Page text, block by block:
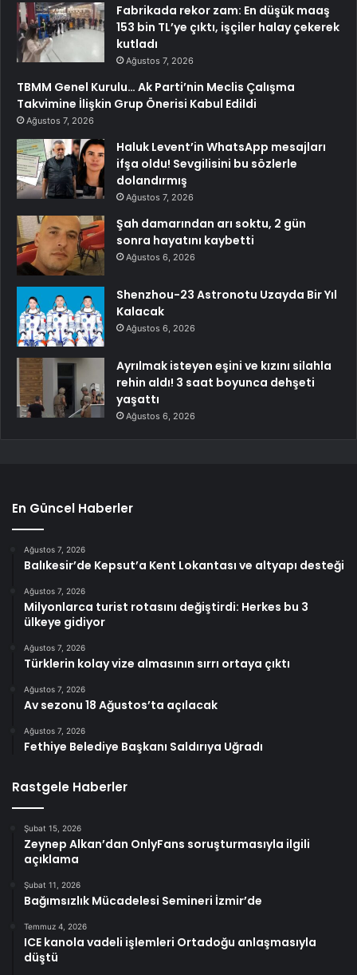
Fabrikada rekor zam: En düşük maaş
153 bin TL’ye çıktı, işçiler halay çekerek
kutladı
Ağustos 7, 2026
TBMM Genel Kurulu… Ak Parti’nin Meclis Çalışma
Takvimine İlişkin Grup Önerisi Kabul Edildi
Ağustos 7, 2026
Haluk Levent’in WhatsApp mesajları
ifşa oldu! Sevgilisini bu sözlerle
dolandırmış
Ağustos 7, 2026
Şah damarından arı soktu, 2 gün
sonra hayatını kaybetti
Ağustos 6, 2026
Shenzhou-23 Astronotu Uzayda Bir Yıl
Kalacak
Ağustos 6, 2026
Ayrılmak isteyen eşini ve kızını silahla
rehin aldı! 3 saat boyunca dehşeti
yaşattı
Ağustos 6, 2026
En Güncel Haberler
Ağustos 7, 2026
Balıkesir’de Kepsut’a Kent Lokantası ve altyapı desteği
Ağustos 7, 2026
Milyonlarca turist rotasını değiştirdi: Herkes bu 3
ülkeye gidiyor
Ağustos 7, 2026
Türklerin kolay vize almasının sırrı ortaya çıktı
Ağustos 7, 2026
Av sezonu 18 Ağustos’ta açılacak
Ağustos 7, 2026
Fethiye Belediye Başkanı Saldırıya Uğradı
Rastgele Haberler
Şubat 15, 2026
Zeynep Alkan’dan OnlyFans soruşturmasıyla ilgili
açıklama
Şubat 11, 2026
Bağımsızlık Mücadelesi Semineri İzmir’de
Temmuz 4, 2026
ICE kanola vadeli işlemleri Ortadoğu anlaşmasıyla
düştü